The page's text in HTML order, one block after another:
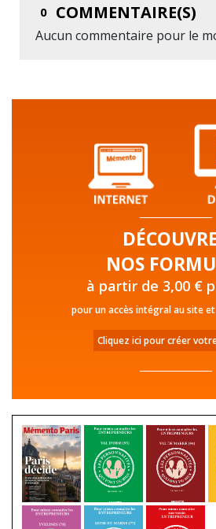
0 COMMENTAIRE(S)
Aucun commentaire pour le
NOS
à partir de 3,00 €
pour un accès intégral au site
Cliquez ici pour créer